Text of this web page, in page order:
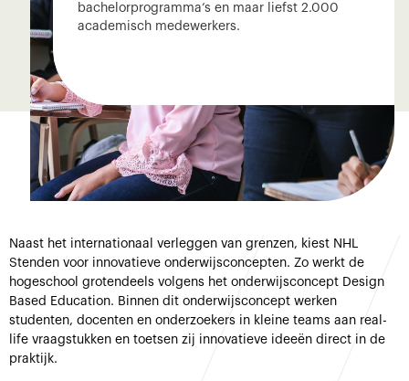
bachelorprogramma’s en maar liefst 2.000
academisch medewerkers.
Naast het internationaal verleggen van grenzen, kiest NHL
Stenden voor innovatieve onderwijsconcepten. Zo werkt de
hogeschool grotendeels volgens het onderwijsconcept Design
Based Education. Binnen dit onderwijsconcept werken
studenten, docenten en onderzoekers in kleine teams aan real-
life vraagstukken en toetsen zij innovatieve ideeën direct in de
praktijk.